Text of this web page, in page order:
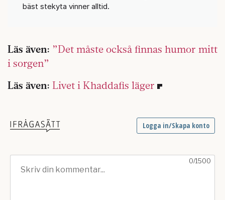
bäst stekyta vinner alltid.
Läs även: ”Det måste också finnas humor mitt
i sorgen”
Läs även: Livet i Khaddafis läger